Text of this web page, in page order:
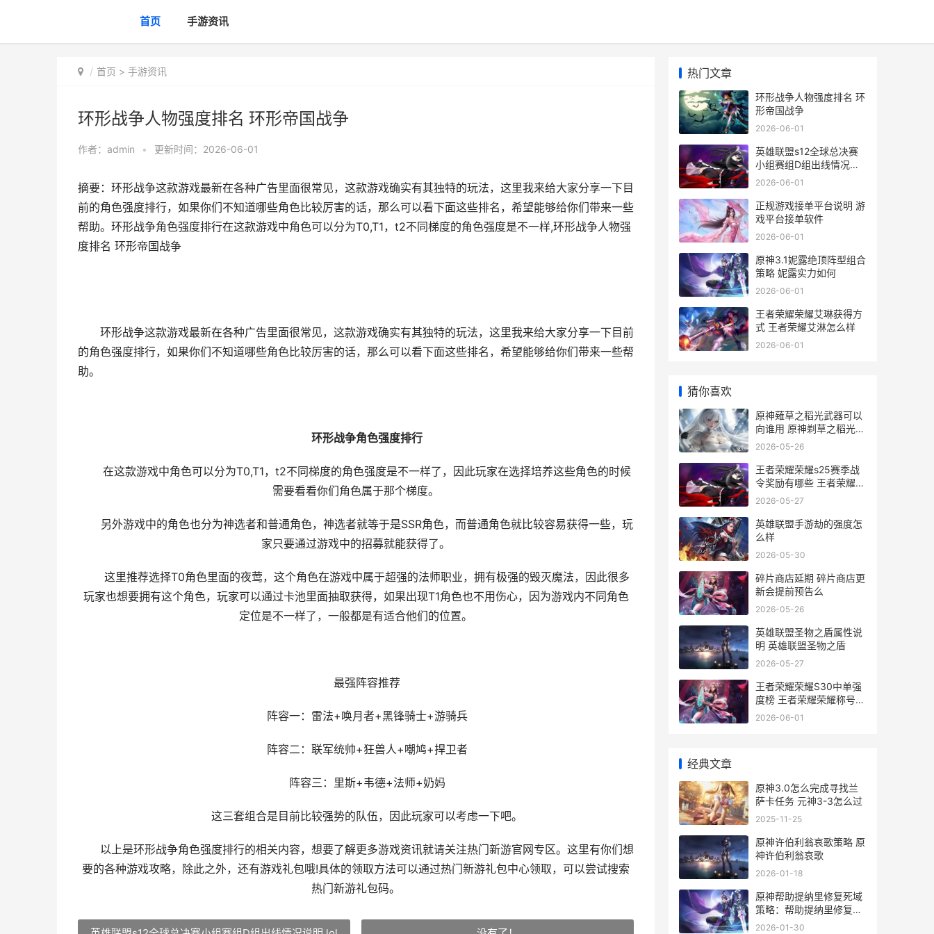
首页 手游资讯
首页 > 手游资讯
环形战争人物强度排名 环形帝国战争
作者： admin • 更新时间：2026-06-01
摘要：环形战争这款游戏最新在各种广告里面很常见，这款游戏确实有其独特的玩法，这里我来给大家分享一下目
前的角色强度排行，如果你们不知道哪些角色比较厉害的话，那么可以看下面这些排名，希望能够给你们带来一些
帮助。环形战争角色强度排行在这款游戏中角色可以分为T0,T1，t2不同梯度的角色强度是不一样,环形战争人物强
度排名 环形帝国战争
环形战争这款游戏最新在各种广告里面很常见，这款游戏确实有其独特的玩法，这里我来给大家分享一下目前
的角色强度排行，如果你们不知道哪些角色比较厉害的话，那么可以看下面这些排名，希望能够给你们带来一些帮
助。
环形战争角色强度排行
在这款游戏中角色可以分为T0,T1，t2不同梯度的角色强度是不一样了，因此玩家在选择培养这些角色的时候
需要看看你们角色属于那个梯度。
另外游戏中的角色也分为神选者和普通角色，神选者就等于是SSR角色，而普通角色就比较容易获得一些，玩
家只要通过游戏中的招募就能获得了。
这里推荐选择T0角色里面的夜莺，这个角色在游戏中属于超强的法师职业，拥有极强的毁灭魔法，因此很多
玩家也想要拥有这个角色，玩家可以通过卡池里面抽取获得，如果出现T1角色也不用伤心，因为游戏内不同角色
定位是不一样了，一般都是有适合他们的位置。
最强阵容推荐
阵容一：雷法+唤月者+黑锋骑士+游骑兵
阵容二：联军统帅+狂兽人+嘲鸠+捍卫者
阵容三：里斯+韦德+法师+奶妈
这三套组合是目前比较强势的队伍，因此玩家可以考虑一下吧。
以上是环形战争角色强度排行的相关内容，想要了解更多游戏资讯就请关注热门新游官网专区。这里有你们想
要的各种游戏攻略，除此之外，还有游戏礼包哦!具体的领取方法可以通过热门新游礼包中心领取，可以尝试搜索
热门新游礼包码。
热门文章
环形战争人物强度排名 环
形帝国战争
2026-06-01
英雄联盟s12全球总决赛
小组赛组D组出线情况说
明 lol s12全球总决赛
2026-06-01
正规游戏接单平台说明 游
戏平台接单软件
2026-06-01
原神3.1妮露绝顶阵型组合
策略 妮露实力如何
2026-06-01
王者荣耀荣耀艾琳获得方
式 王者荣耀艾淋怎么样
2026-06-01
猜你喜欢
原神薙草之稻光武器可以
向谁用 原神剃草之稻光怎
么获得
2026-05-26
王者荣耀荣耀s25赛季战
令奖励有哪些 王者荣耀荣
耀称号
2026-05-27
英雄联盟手游劫的强度怎
么样
2026-05-30
碎片商店延期 碎片商店更
新会提前预告么
2026-05-26
英雄联盟圣物之盾属性说
明 英雄联盟圣物之盾
2026-05-27
王者荣耀荣耀S30中单强
度榜 王者荣耀荣耀称号获
取条件
2026-06-01
经典文章
原神3.0怎么完成寻找兰
萨卡任务 元神3-3怎么过
2025-11-25
原神许伯利翁哀歌策略 原
神许伯利翁哀歌
2026-01-18
原神帮助提纳里修复死域
策略：帮助提纳里修复死
域任务完成方式[多图] 原
2026-01-30